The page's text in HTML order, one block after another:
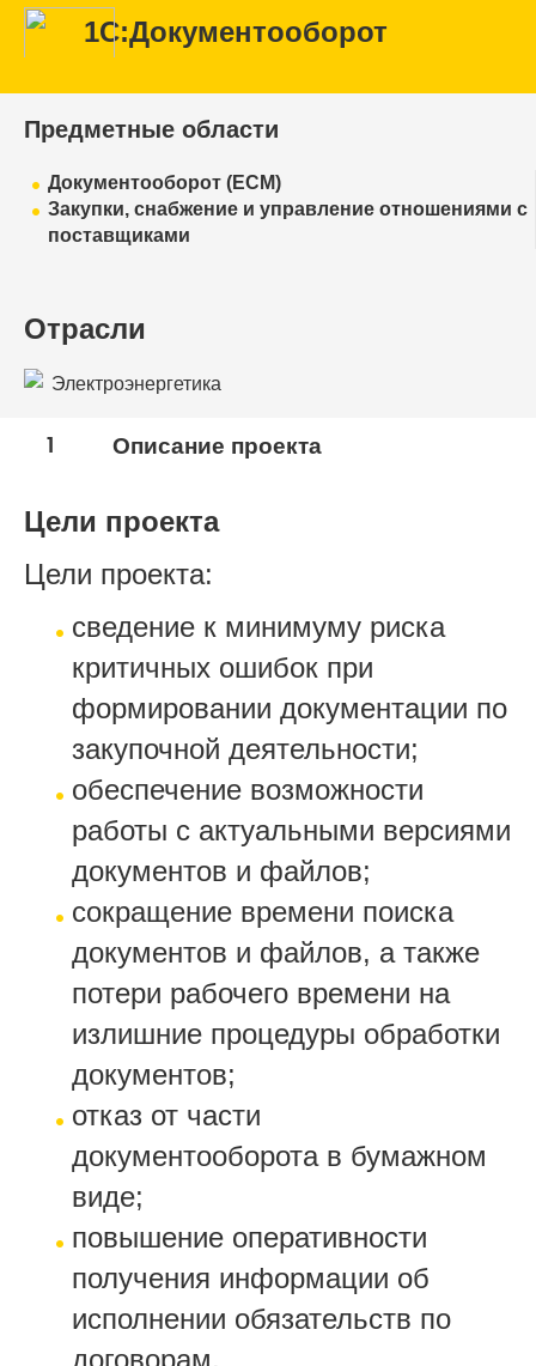
1С:Документооборот
Предметные области
Документооборот (ECM)
Закупки, снабжение и управление отношениями с
поставщиками
Отрасли
Электроэнергетика
1 Описание проекта
Цели проекта
Цели проекта:
сведение к минимуму риска
критичных ошибок при
формировании документации по
закупочной деятельности;
обеспечение возможности
работы с актуальными версиями
документов и файлов;
сокращение времени поиска
документов и файлов, а также
потери рабочего времени на
излишние процедуры обработки
документов;
отказ от части
документооборота в бумажном
виде;
повышение оперативности
получения информации об
исполнении обязательств по
договорам.